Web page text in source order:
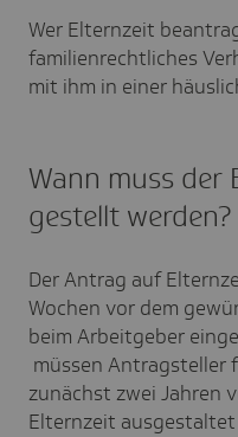
Wer Elternzeit
familienrechtliches
mit ihm in einer
Wann muss der
gestellt werden?
Der Antrag auf
Wochen vor dem
beim Arbeitgeber
müssen Antragsteller
zunächst zwei Jahren
Elternzeit